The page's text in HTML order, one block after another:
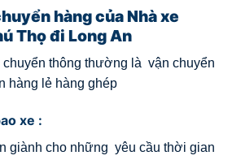
hàng của Nhà xe
Thọ đi Long An
thông thường là vận chuyển
hàng lẻ hàng ghép
xe :
giành cho những yêu cầu thời gian